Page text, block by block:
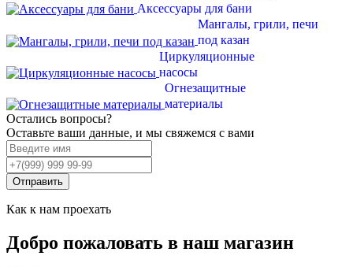
Аксессуары для бани
Мангалы, грили, печи
под казан
Циркуляционные
насосы
Огнезащитные
материалы
Остались вопросы?
Оставьте ваши данные, и мы свяжемся с вами
Отправить
Как к нам проехать
Добро пожаловать в наш магазин